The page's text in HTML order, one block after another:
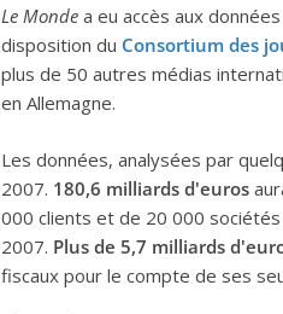
Le Monde a eu accès aux
disposition du Consortium des
plus de 50 autres médias
en Allemagne.
Les données, analysées par
2007. 180,6 milliards d'euros
000 clients et de 20 000
2007. Plus de 5,7 milliards
fiscaux pour le compte de ses